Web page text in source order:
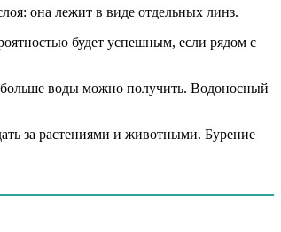
она лежит в виде отдельных линз.
будет успешным, если рядом с
больше воды можно получить. Водоносный
за растениями и животными. Бурение